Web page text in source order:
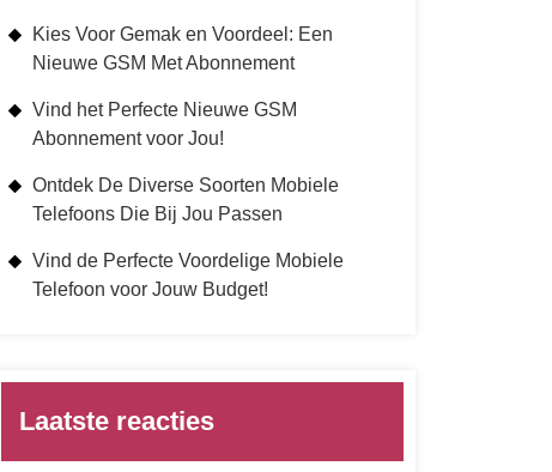
Kies Voor Gemak en Voordeel: Een
Nieuwe GSM Met Abonnement
Vind het Perfecte Nieuwe GSM
Abonnement voor Jou!
Ontdek De Diverse Soorten Mobiele
Telefoons Die Bij Jou Passen
Vind de Perfecte Voordelige Mobiele
Telefoon voor Jouw Budget!
Laatste reacties